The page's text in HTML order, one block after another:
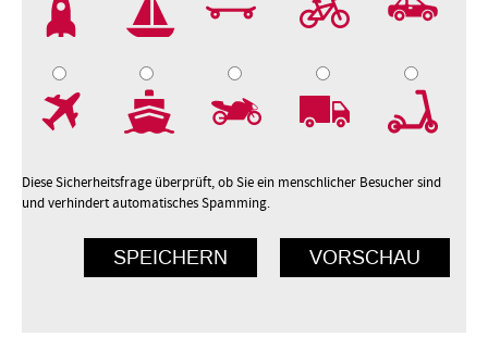
Diese Sicherheitsfrage überprüft, ob Sie ein menschlicher Besucher sind
und verhindert automatisches Spamming.